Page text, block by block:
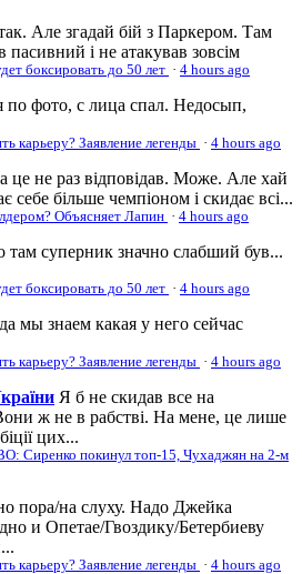
Але згадай бій з Паркером. Там
пасивний і не атакував зовсім
боксировать до 50 лет · 4 hours ago
по фото, с лица спал. Недосып,
карьеру? Заявление легенды · 4 hours ago
це не раз відповідав. Може. Але хай
себе більше чемпіоном і скидає всі...
Объясняет Лапин · 4 hours ago
суперник значно слабший був...
боксировать до 50 лет · 4 hours ago
мы знаем какая у него сейчас
карьеру? Заявление легенды · 4 hours ago
Я б не скидав все на
ж не в рабстві. На мене, це лише
цих...
Сиренко покинул топ-15, Чухаджян на 2-м
пора/на слуху. Надо Джейка
и Опетае/Гвоздику/Бетербиеву
карьеру? Заявление легенды · 4 hours ago